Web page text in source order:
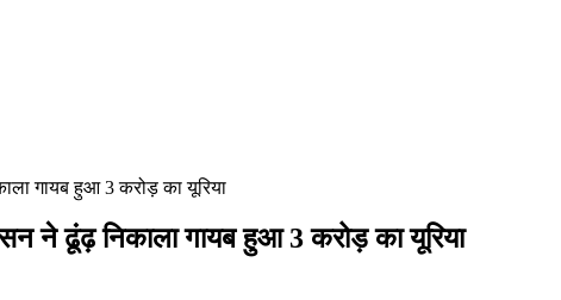
गायब हुआ 3 करोड़ का यूरिया
ने ढूंढ़ निकाला गायब हुआ 3 करोड़ का यूरिया